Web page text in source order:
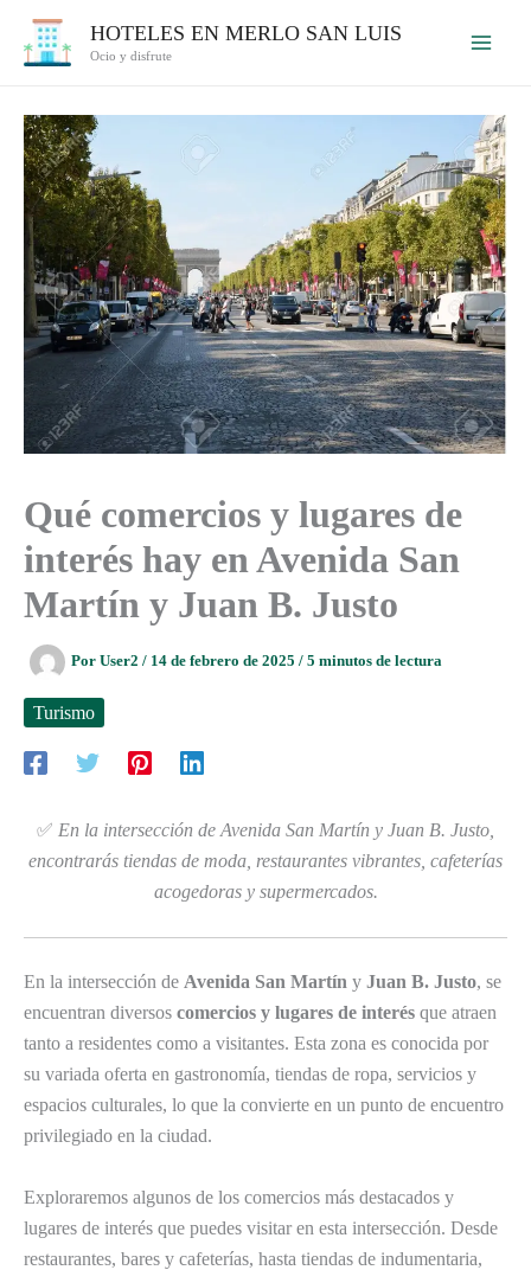
HOTELES EN MERLO SAN LUIS
Ocio y disfrute
Qué comercios y lugares de
interés hay en Avenida San
Martín y Juan B. Justo
Por User2 / 14 de febrero de 2025 / 5 minutos de lectura
Turismo
✅ En la intersección de Avenida San Martín y Juan B. Justo,
encontrarás tiendas de moda, restaurantes vibrantes, cafeterías
acogedoras y supermercados.
En la intersección de Avenida San Martín y Juan B. Justo, se
encuentran diversos comercios y lugares de interés que atraen
tanto a residentes como a visitantes. Esta zona es conocida por
su variada oferta en gastronomía, tiendas de ropa, servicios y
espacios culturales, lo que la convierte en un punto de encuentro
privilegiado en la ciudad.
Exploraremos algunos de los comercios más destacados y
lugares de interés que puedes visitar en esta intersección. Desde
restaurantes, bares y cafeterías, hasta tiendas de indumentaria,